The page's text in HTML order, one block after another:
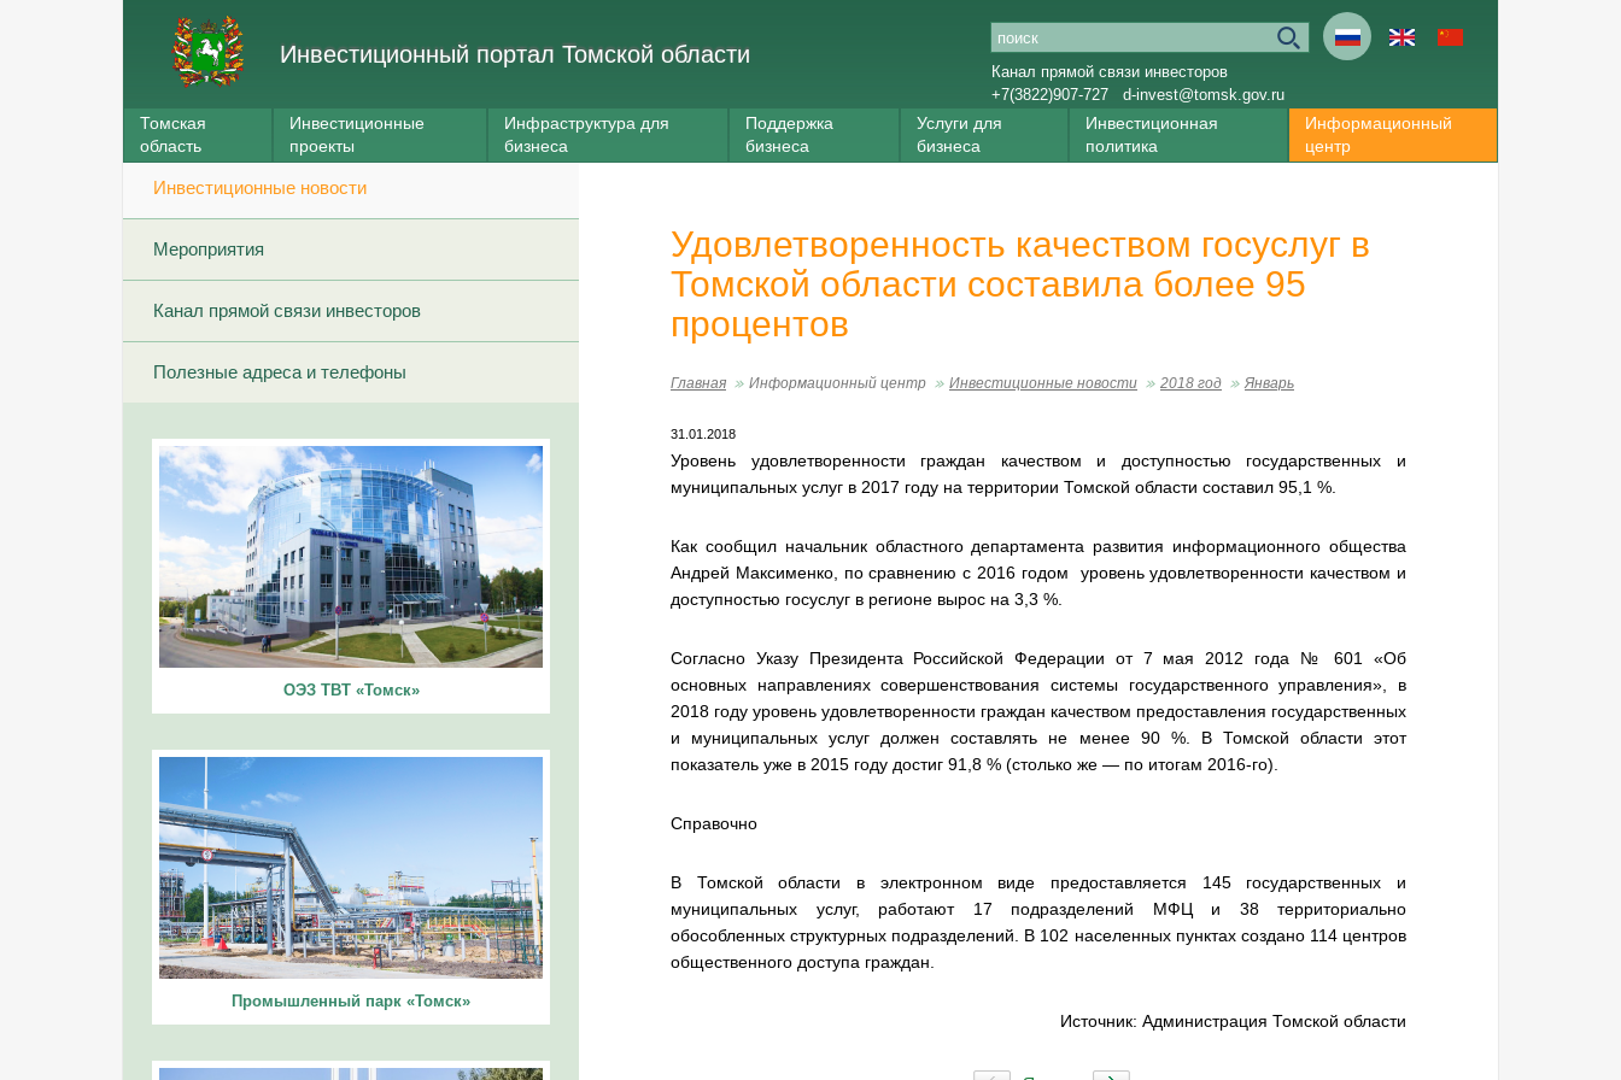
Инвестиционный портал Томской области
Канал прямой связи инвесторов
+7(3822)907-727
d-invest@tomsk.gov.ru
Томская
область
Инвестиционные
проекты
Инфраструктура для
бизнеса
Поддержка
бизнеса
Услуги для
бизнеса
Инвестиционная
политика
Информационный
центр
Инвестиционные новости
Мероприятия
Канал прямой связи инвесторов
Полезные адреса и телефоны
ОЭЗ ТВТ «Томск»
Промышленный парк «Томск»
Удовлетворенность качеством госуслуг в
Томской области составила более 95
процентов
Главная Информационный центр Инвестиционные новости 2018 год Январь
31.01.2018
Уровень удовлетворенности граждан качеством и доступностью государственных и
муниципальных услуг в 2017 году на территории Томской области составил 95,1 %.
Как сообщил начальник областного департамента развития информационного общества
Андрей Максименко, по сравнению с 2016 годом уровень удовлетворенности качеством и
доступностью госуслуг в регионе вырос на 3,3 %.
Согласно Указу Президента Российской Федерации от 7 мая 2012 года № 601 «Об
основных направлениях совершенствования системы государственного управления», в
2018 году уровень удовлетворенности граждан качеством предоставления государственных
и муниципальных услуг должен составлять не менее 90 %. В Томской области этот
показатель уже в 2015 году достиг 91,8 % (столько же — по итогам 2016-го).
Справочно
В Томской области в электронном виде предоставляется 145 государственных и
муниципальных услуг, работают 17 подразделений МФЦ и 38 территориально
обособленных структурных подразделений. В 102 населенных пунктах создано 114 центров
общественного доступа граждан.
Источник: Администрация Томской области